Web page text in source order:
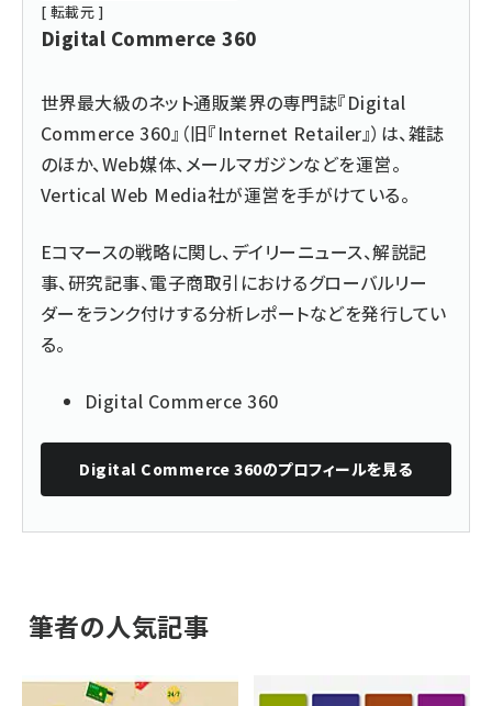
[ 転載元 ]
Digital Commerce 360
世界最大級のネット通販業界の専門誌『Digital
Commerce 360』（旧『Internet Retailer』）は、雑誌
のほか、Web媒体、メールマガジンなどを運営。
Vertical Web Media社が運営を手がけている。
Eコマースの戦略に関し、デイリーニュース、解説記
事、研究記事、電子商取引におけるグローバルリー
ダーをランク付けする分析レポートなどを発行してい
る。
Digital Commerce 360
Digital Commerce 360のプロフィールを見る
筆者の人気記事